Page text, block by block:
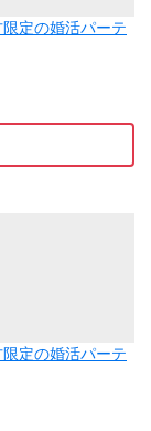
定の婚活パーテ
定の婚活パーテ